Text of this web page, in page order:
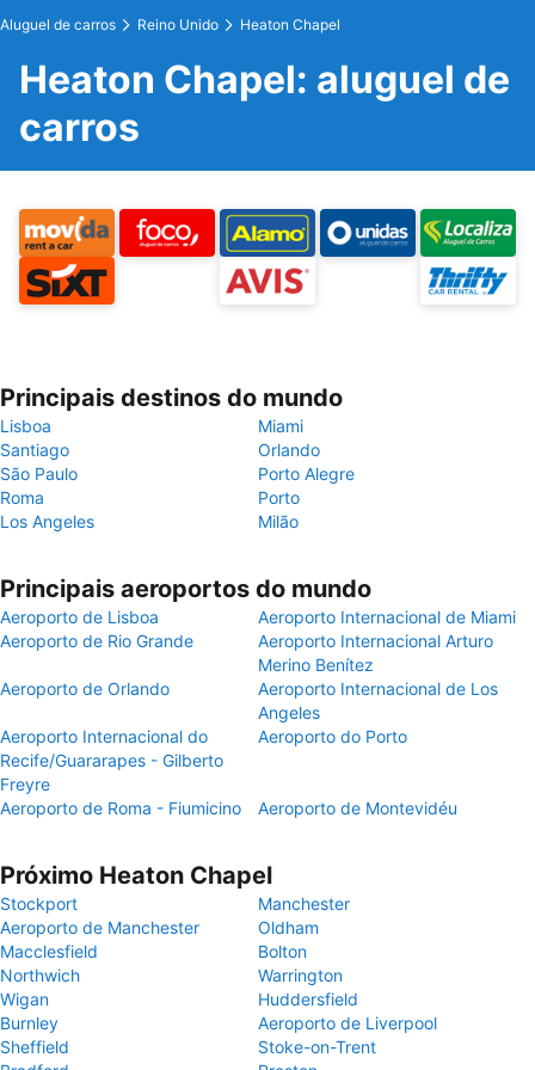
Aluguel de carros Reino Unido Heaton Chapel
Heaton Chapel: aluguel de
carros
Principais destinos do mundo
Lisboa
Miami
Santiago
Orlando
São Paulo
Porto Alegre
Roma
Porto
Los Angeles
Milão
Principais aeroportos do mundo
Aeroporto de Lisboa
Aeroporto Internacional de Miami
Aeroporto de Rio Grande
Aeroporto Internacional Arturo
Merino Benítez
Aeroporto de Orlando
Aeroporto Internacional de Los
Angeles
Aeroporto Internacional do
Recife/Guararapes - Gilberto
Freyre
Aeroporto do Porto
Aeroporto de Roma - Fiumicino Aeroporto de Montevidéu
Próximo Heaton Chapel
Stockport
Manchester
Aeroporto de Manchester
Oldham
Macclesfield
Bolton
Northwich
Warrington
Wigan
Huddersfield
Burnley
Aeroporto de Liverpool
Sheffield
Stoke-on-Trent